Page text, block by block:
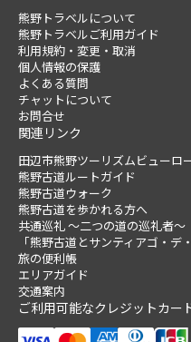
熊野トラベルについて
熊野トラベルご利用ガイド
利用規約・変更・取消
個人情報の保護
よくある質問
チャットについて
お問合せ
関連リンク
田辺市熊野ツーリズムビューロ
熊野古道ルートガイド
熊野古道ウォーク
熊野古道を歩かれる方へ
共通巡礼 ～二つの道の巡礼者～
「熊野古道とサンティアゴ・デ
旅の便利帳
エリアガイド
交通案内
ご利用可能なクレジットカー